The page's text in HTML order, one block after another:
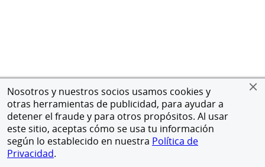
Nosotros y nuestros socios usamos cookies y
otras herramientas de publicidad, para ayudar a
detener el fraude y para otros propósitos. Al usar
este sitio, aceptas cómo se usa tu información
según lo establecido en nuestra Política de
Privacidad.